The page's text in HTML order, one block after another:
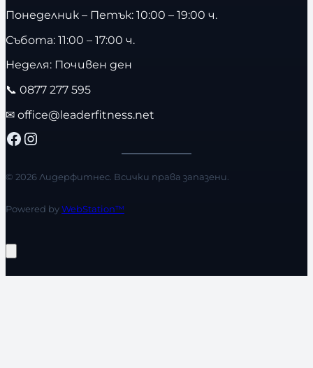
Понеделник – Петък: 10:00 – 19:00 ч.
Събота: 11:00 – 17:00 ч.
Неделя: Почивен ден
📞 0877 277 595
✉ office@leaderfitness.net
Facebook Instagram
© 2026 Лидерфитнес. Всички права запазени.
Powered byWebStation™